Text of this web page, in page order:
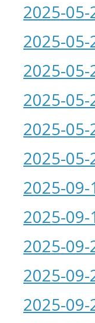
2025-
2025-
2025-
2025-
2025-
2025-
2025-
2025-
2025-
2025-
2025-